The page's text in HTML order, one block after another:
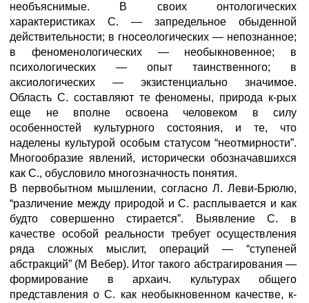
необъяснимые. В своих онтологических
характеристиках С. — запредельное обыденной
действительности; в гносеологических — непознанное;
в феноменологических — необыкновенное; в
психологических — опыт таинственного; в
аксиологических — экзистенциально значимое.
Область С. составляют те феномены, природа к-рых
еще не вполне освоена человеком в силу
особенностей культурного состояния, и те, что
наделены культурой особым статусом “неотмирности”.
Многообразие явлений, исторически обозначавшихся
как С., обусловило многозначность понятия.
В первобытном мышлении, согласно Л. Леви-Брюлю,
“различение между природой и С. расплывается и как
будто совершенно стирается”. Выявление С. в
качестве особой реальности требует осуществления
ряда сложных мыслит, операций — “ступеней
абстракций” (М Вебер). Итог такого абстрагирования —
формирование в архаич. культурах общего
представления о С. как необыкновенном качестве, к-